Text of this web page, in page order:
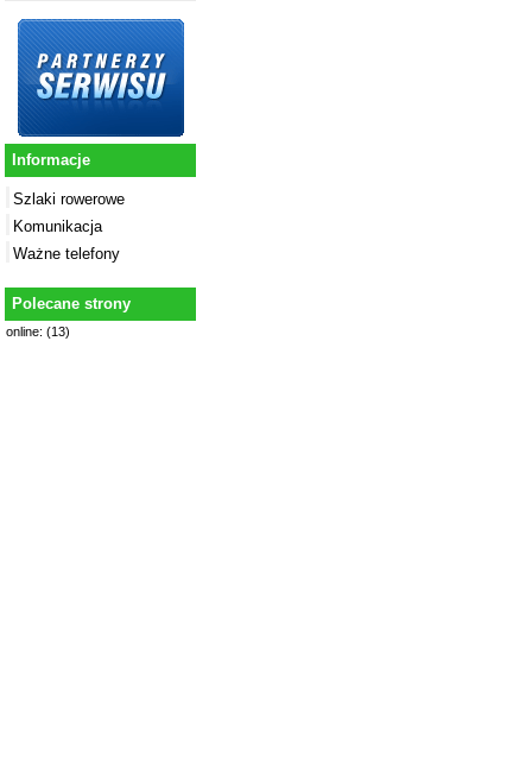
Informacje
Szlaki rowerowe
Komunikacja
Ważne telefony
Polecane strony
online: (13)